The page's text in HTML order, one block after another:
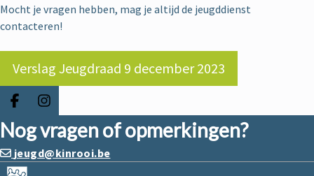
Mocht je vragen hebben, mag je altijd de jeugddienst
contacteren!
Verslag Jeugdraad 9 december 2023
Deel op facebook
Deel op Instagram
Nog vragen of opmerkingen?
jeugd@kinrooi.be